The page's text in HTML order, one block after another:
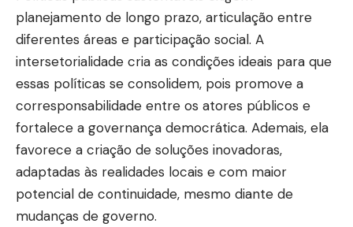
planejamento de longo prazo, articulação entre
diferentes áreas e participação social. A
intersetorialidade cria as condições ideais para que
essas políticas se consolidem, pois promove a
corresponsabilidade entre os atores públicos e
fortalece a governança democrática. Ademais, ela
favorece a criação de soluções inovadoras,
adaptadas às realidades locais e com maior
potencial de continuidade, mesmo diante de
mudanças de governo.